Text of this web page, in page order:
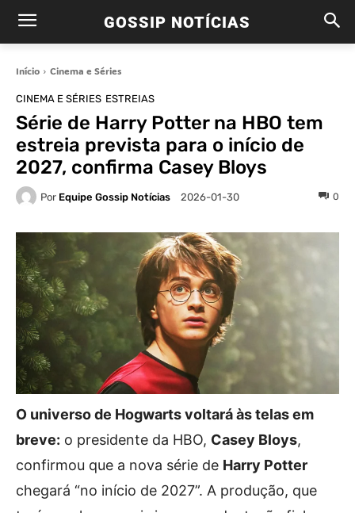
GOSSIP NOTÍCIAS
Início Cinema e Séries
CINEMA E SÉRIES ESTREIAS
Série de Harry Potter na HBO tem
estreia prevista para o início de
2027, confirma Casey Bloys
Por Equipe Gossip Notícias 2026-01-30 0
O universo de Hogwarts voltará às telas em
breve: o presidente da HBO, Casey Bloys,
confirmou que a nova série de Harry Potter
chegará “no início de 2027”. A produção, que